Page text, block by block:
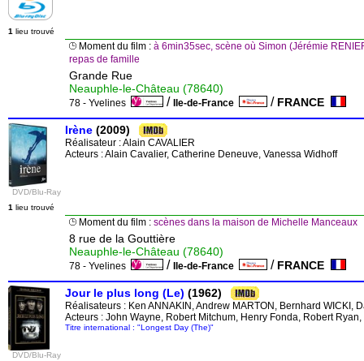
1 lieu trouvé
Moment du film : à 6min35sec, scène où Simon (Jérémie
repas de famille
Grande Rue
Neauphle-le-Château (78640)
78 - Yvelines / Ile-de-France / FRANCE
DVD/Blu-Ray
Irène (2009)
Réalisateur :Alain CAVALIER
Acteurs : Alain Cavalier, Catherine Deneuve, Vanessa Widhoff
1 lieu trouvé
Moment du film : scènes dans la maison de Michelle Manceaux
8 rue de la Gouttière
Neauphle-le-Château (78640)
78 - Yvelines / Ile-de-France / FRANCE
DVD/Blu-Ray
Jour le plus long (Le) (1962)
Réalisateurs : Ken ANNAKIN ,Andrew MARTON , Bernhard WICKI ,
Acteurs : John Wayne, Robert Mitchum, Henry Fonda, Robert
Titre international : "Longest Day (The)"